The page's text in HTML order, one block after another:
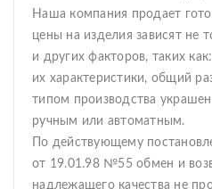
Наша компания продает
цены на изделия зависят не
и других факторов, таких
их характеристики, общий
типом производства
ручным или автоматным.
По действующему
от 19.01.98 №55 обмен и
надлежащего качества не